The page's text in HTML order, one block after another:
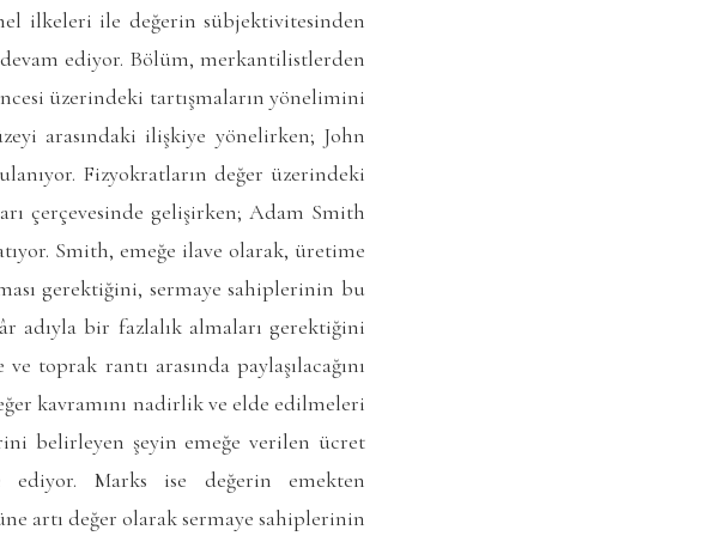
ilkeleri ile değerin sübjektivitesinden
devam ediyor. Bölüm, merkantilistlerden
üzerindeki tartışmaların yönelimini
arasındaki ilişkiye yönelirken; John
Fizyokratların değer üzerindeki
çerçevesinde gelişirken; Adam Smith
Smith, emeğe ilave olarak, üretime
gerektiğini, sermaye sahiplerinin bu
bir fazlalık almaları gerektiğini
toprak rantı arasında paylaşılacağını
kavramını nadirlik ve elde edilmeleri
belirleyen şeyin emeğe verilen ücret
Marks ise değerin emekten
artı değer olarak sermaye sahiplerinin